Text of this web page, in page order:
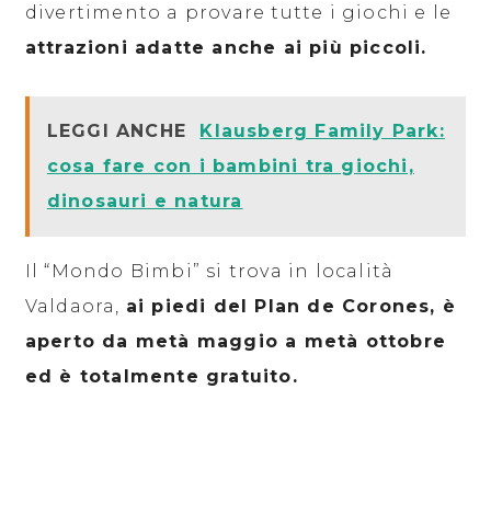
divertimento a provare tutte i giochi e le
attrazioni adatte anche ai più piccoli.
LEGGI ANCHE
Klausberg Family Park:
cosa fare con i bambini tra giochi,
dinosauri e natura
Il “Mondo Bimbi” si trova in località
Valdaora, ai piedi del Plan de Corones, è
aperto da metà maggio a metà ottobre
ed è totalmente gratuito.